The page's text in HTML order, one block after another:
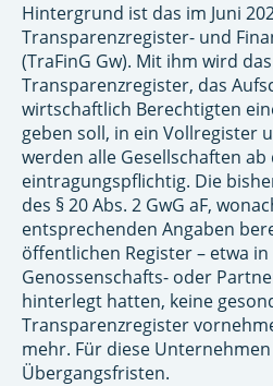
Hintergrund ist das im Juni
Transparenzregister- und
(TraFinG Gw). Mit ihm wird
Transparenzregister, das
wirtschaftlich Berechtigten
geben soll, in ein Vollregister
werden alle Gesellschaften ab
eintragungspflichtig. Die
des § 20 Abs. 2 GwG aF,
entsprechenden Angaben
öffentlichen Register – etwa
Genossenschafts- oder
hinterlegt hatten, keine
Transparenzregister
mehr. Für diese
Übergangsfristen.